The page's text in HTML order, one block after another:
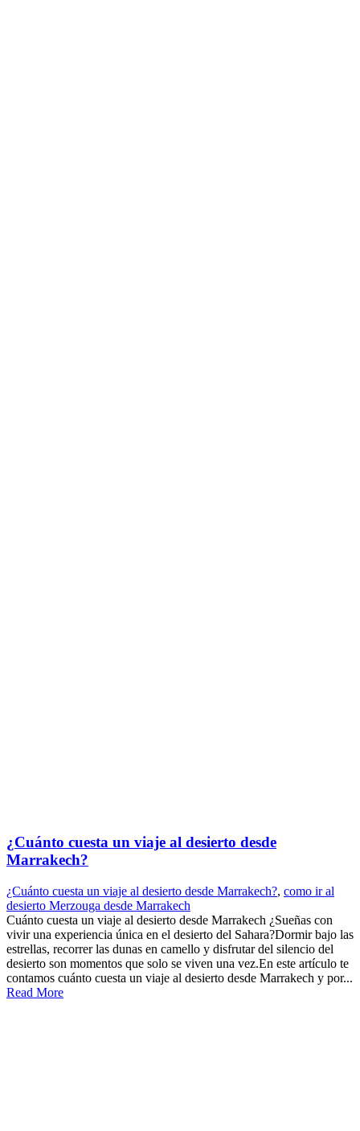
¿Cuánto cuesta un viaje al desierto desde
Marrakech?
¿Cuánto cuesta un viaje al desierto desde Marrakech?, como ir al
desierto Merzouga desde Marrakech
Cuánto cuesta un viaje al desierto desde Marrakech ¿Sueñas con
vivir una experiencia única en el desierto del Sahara?Dormir bajo las
estrellas, recorrer las dunas en camello y disfrutar del silencio del
desierto son momentos que solo se viven una vez.En este artículo te
contamos cuánto cuesta un viaje al desierto desde Marrakech y por...
Read More